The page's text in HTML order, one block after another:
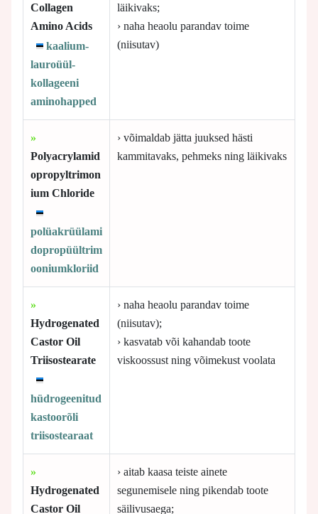
Collagen
Amino Acids
kaalium-
lauroüül-
kollageeni
aminohapped
läikivaks;
› naha heaolu parandav toime
(niisutav)
»
Polyacrylamid
opropyltrimon
ium Chloride
polüakrüülami
dopropüültrim
ooniumkloriid
› võimaldab jätta juuksed hästi
kammitavaks, pehmeks ning läikivaks
»
Hydrogenated
Castor Oil
Triisostearate
hüdrogeenitud
kastoorõli
triisostearaat
› naha heaolu parandav toime
(niisutav);
› kasvatab või kahandab toote
viskoossust ning võimekust voolata
»
Hydrogenated
Castor Oil
› aitab kaasa teiste ainete
segunemisele ning pikendab toote
säilivusaega;